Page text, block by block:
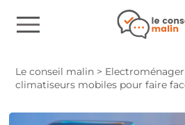
Le conseil malin > Electroménager
climatiseurs mobiles pour faire